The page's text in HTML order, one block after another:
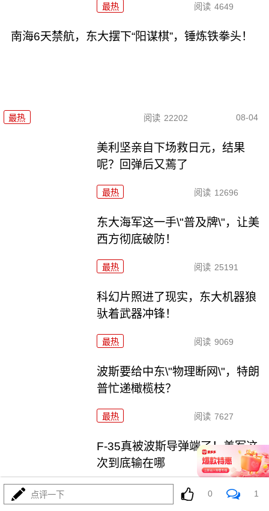
最热 阅读 4649
南海6天禁航，东大摆下“阳谋棋”，锤炼铁拳头！
最热 阅读 22202 08-04
美利坚亲自下场救日元，结果
呢？回弹后又蔫了
最热 阅读 12696
东大海军这一手\"普及牌\"，让美
西方彻底破防！
最热 阅读 25191
科幻片照进了现实，东大机器狼
驮着武器冲锋！
最热 阅读 9069
波斯要给中东\"物理断网\"，特朗
普忙递橄榄枝？
最热 阅读 7627
F-35真被波斯导弹端了！美军这
次到底输在哪
阅读 7348
点评一下 0 1